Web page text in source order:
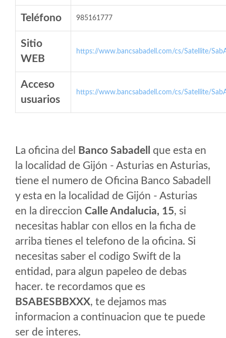
Teléfono 985161777
Sitio
WEB
https://www.bancsabadell.com/cs/Satellite/
Acceso
usuarios
https://www.bancsabadell.com/cs/Satellite/
La oficina del Banco Sabadell
que esta en
la localidad de Gijón - Asturias en Asturias,
tiene el numero de Oficina Banco Sabadell
y esta en la localidad de Gijón - Asturias
en la direccion Calle Andalucia, 15, si
necesitas hablar con ellos en la ficha de
arriba tienes el telefono de la oficina. Si
necesitas saber el codigo Swift de la
entidad, para algun papeleo de debas
hacer. te recordamos que es
BSABESBBXXX, te dejamos mas
informacion a continuacion que te puede
ser de interes.